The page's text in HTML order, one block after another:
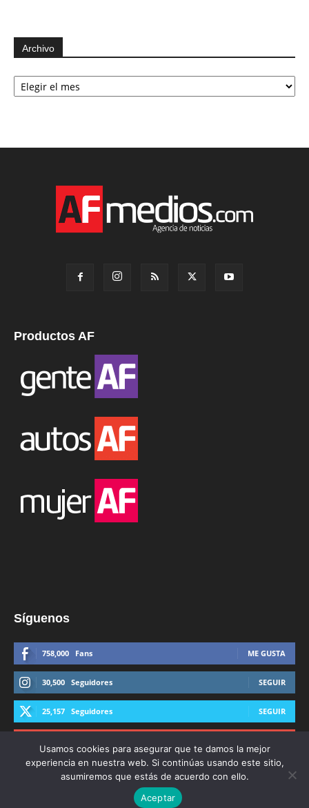
Archivo
Archivo
Productos AF
Síguenos
758,000 Fans ME GUSTA
30,500 Seguidores SEGUIR
25,157 Seguidores SEGUIR
© Derechos Reservados AFmedios 2021
Usamos cookies para asegurar que te damos la mejor
experiencia en nuestra web. Si continúas usando este sitio,
asumiremos que estás de acuerdo con ello.
Aceptar